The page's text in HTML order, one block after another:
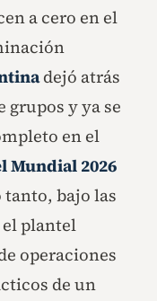
a cero en el
dejó atrás
grupos y ya se
en el
Mundial 2026
tanto, bajo las
el plantel
operaciones
de un